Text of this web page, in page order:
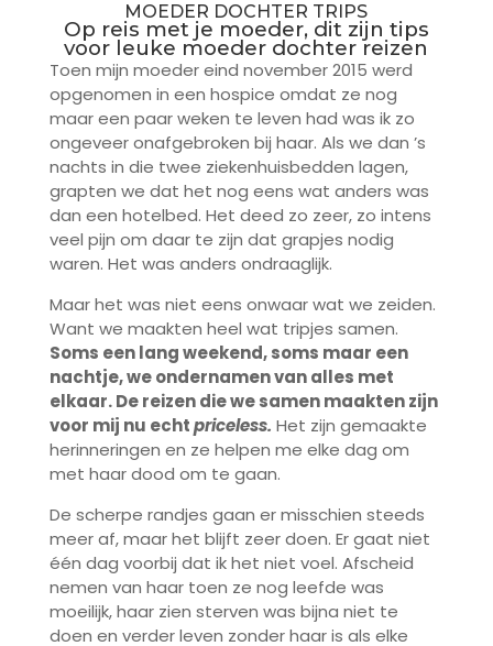
MOEDER DOCHTER TRIPS
Op reis met je moeder, dit zijn tips
voor leuke moeder dochter reizen
Toen mijn moeder eind november 2015 werd
opgenomen in een hospice omdat ze nog
maar een paar weken te leven had was ik zo
ongeveer onafgebroken bij haar. Als we dan ’s
nachts in die twee ziekenhuisbedden lagen,
grapten we dat het nog eens wat anders was
dan een hotelbed. Het deed zo zeer, zo intens
veel pijn om daar te zijn dat grapjes nodig
waren. Het was anders ondraaglijk.
Maar het was niet eens onwaar wat we zeiden.
Want we maakten heel wat tripjes samen.
Soms een lang weekend, soms maar een
nachtje, we ondernamen van alles met
elkaar. De reizen die we samen maakten zijn
voor mij nu echtpriceless. Het zijn gemaakte
herinneringen en ze helpen me elke dag om
met haar dood om te gaan.
De scherpe randjes gaan er misschien steeds
meer af, maar het blijft zeer doen. Er gaat niet
één dag voorbij dat ik het niet voel. Afscheid
nemen van haar toen ze nog leefde was
moeilijk, haar zien sterven was bijna niet te
doen en verder leven zonder haar is als elke